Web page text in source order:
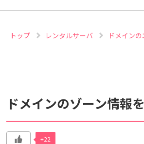
検索対象
動画マニュアル
トップ レンタルサーバ ドメイン
ドメインのゾーン情報
+22